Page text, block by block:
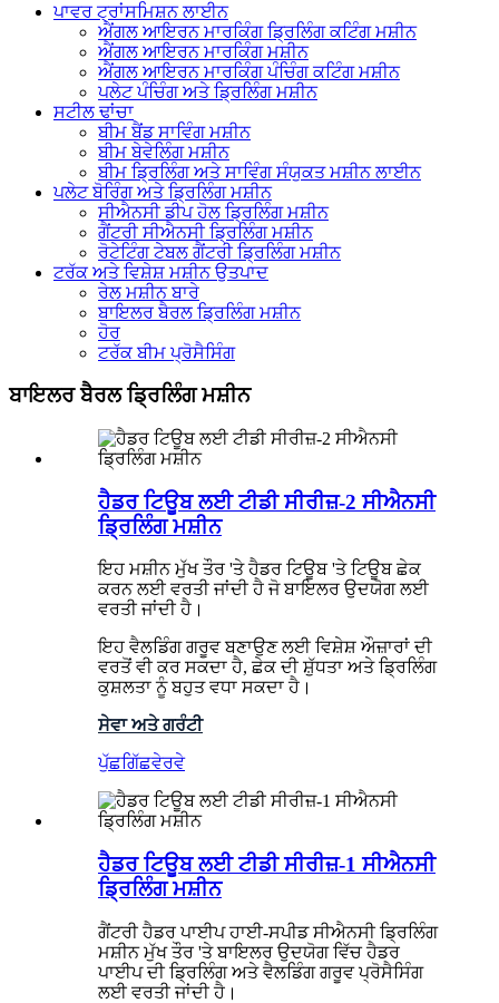
ਪਾਵਰ ਟ੍ਰਾਂਸਮਿਸ਼ਨ ਲਾਈਨ
ਐਂਗਲ ਆਇਰਨ ਮਾਰਕਿੰਗ ਡ੍ਰਿਲਿੰਗ ਕਟਿੰਗ ਮਸ਼ੀਨ
ਐਂਗਲ ਆਇਰਨ ਮਾਰਕਿੰਗ ਮਸ਼ੀਨ
ਐਂਗਲ ਆਇਰਨ ਮਾਰਕਿੰਗ ਪੰਚਿੰਗ ਕਟਿੰਗ ਮਸ਼ੀਨ
ਪਲੇਟ ਪੰਚਿੰਗ ਅਤੇ ਡ੍ਰਿਲਿੰਗ ਮਸ਼ੀਨ
ਸਟੀਲ ਢਾਂਚਾ
ਬੀਮ ਬੈਂਡ ਸਾਵਿੰਗ ਮਸ਼ੀਨ
ਬੀਮ ਬੇਵੇਲਿੰਗ ਮਸ਼ੀਨ
ਬੀਮ ਡ੍ਰਿਲਿੰਗ ਅਤੇ ਸਾਵਿੰਗ ਸੰਯੁਕਤ ਮਸ਼ੀਨ ਲਾਈਨ
ਪਲੇਟ ਬੋਰਿੰਗ ਅਤੇ ਡ੍ਰਿਲਿੰਗ ਮਸ਼ੀਨ
ਸੀਐਨਸੀ ਡੀਪ ਹੋਲ ਡ੍ਰਿਲਿੰਗ ਮਸ਼ੀਨ
ਗੈਂਟਰੀ ਸੀਐਨਸੀ ਡ੍ਰਿਲਿੰਗ ਮਸ਼ੀਨ
ਰੋਟੇਟਿੰਗ ਟੇਬਲ ਗੈਂਟਰੀ ਡ੍ਰਿਲਿੰਗ ਮਸ਼ੀਨ
ਟਰੱਕ ਅਤੇ ਵਿਸ਼ੇਸ਼ ਮਸ਼ੀਨ ਉਤਪਾਦ
ਰੇਲ ਮਸ਼ੀਨ ਬਾਰੇ
ਬਾਇਲਰ ਬੈਰਲ ਡ੍ਰਿਲਿੰਗ ਮਸ਼ੀਨ
ਹੋਰ
ਟਰੱਕ ਬੀਮ ਪ੍ਰੋਸੈਸਿੰਗ
ਬਾਇਲਰ ਬੈਰਲ ਡ੍ਰਿਲਿੰਗ ਮਸ਼ੀਨ
ਹੈਡਰ ਟਿਊਬ ਲਈ ਟੀਡੀ ਸੀਰੀਜ਼-2 ਸੀਐਨਸੀ
ਡ੍ਰਿਲਿੰਗ ਮਸ਼ੀਨ
ਇਹ ਮਸ਼ੀਨ ਮੁੱਖ ਤੌਰ 'ਤੇ ਹੈਡਰ ਟਿਊਬ 'ਤੇ ਟਿਊਬ ਛੇਕ
ਕਰਨ ਲਈ ਵਰਤੀ ਜਾਂਦੀ ਹੈ ਜੋ ਬਾਇਲਰ ਉਦਯੋਗ ਲਈ
ਵਰਤੀ ਜਾਂਦੀ ਹੈ।
ਇਹ ਵੈਲਡਿੰਗ ਗਰੂਵ ਬਣਾਉਣ ਲਈ ਵਿਸ਼ੇਸ਼ ਔਜ਼ਾਰਾਂ ਦੀ
ਵਰਤੋਂ ਵੀ ਕਰ ਸਕਦਾ ਹੈ, ਛੇਕ ਦੀ ਸ਼ੁੱਧਤਾ ਅਤੇ ਡ੍ਰਿਲਿੰਗ
ਕੁਸ਼ਲਤਾ ਨੂੰ ਬਹੁਤ ਵਧਾ ਸਕਦਾ ਹੈ।
ਸੇਵਾ ਅਤੇ ਗਰੰਟੀ
ਪੁੱਛਗਿੱਛਵੇਰਵੇ
ਹੈਡਰ ਟਿਊਬ ਲਈ ਟੀਡੀ ਸੀਰੀਜ਼-1 ਸੀਐਨਸੀ
ਡ੍ਰਿਲਿੰਗ ਮਸ਼ੀਨ
ਗੈਂਟਰੀ ਹੈਡਰ ਪਾਈਪ ਹਾਈ-ਸਪੀਡ ਸੀਐਨਸੀ ਡ੍ਰਿਲਿੰਗ
ਮਸ਼ੀਨ ਮੁੱਖ ਤੌਰ 'ਤੇ ਬਾਇਲਰ ਉਦਯੋਗ ਵਿੱਚ ਹੈਡਰ
ਪਾਈਪ ਦੀ ਡ੍ਰਿਲਿੰਗ ਅਤੇ ਵੈਲਡਿੰਗ ਗਰੂਵ ਪ੍ਰੋਸੈਸਿੰਗ
ਲਈ ਵਰਤੀ ਜਾਂਦੀ ਹੈ।